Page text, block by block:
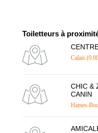
Toiletteurs à
Calais
CHIC &
CANIN
Hames-